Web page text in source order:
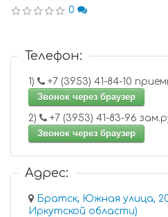
0
Телефон:
1)
+7 (3953) 41-84-
Звонок через браузер
2)
+7 (3953)
Звонок через браузер
Адрес:
Братск, Южная улица,
Иркутской области)